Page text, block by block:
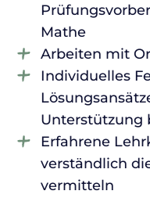
Mathe
Arbeiten mit
Individuelles
Unterstützung
Erfahrene
verständlich
vermitteln